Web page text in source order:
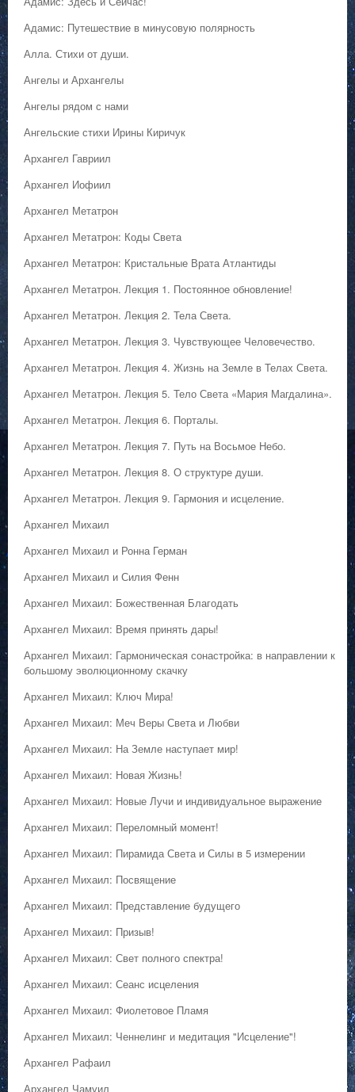
Адамис: Путешествие в минусовую полярность
Алла. Стихи от души.
Ангелы и Архангелы
Ангелы рядом с нами
Ангельские стихи Ирины Киричук
Архангел Гавриил
Архангел Иофиил
Архангел Метатрон
Архангел Метатрон: Коды Света
Архангел Метатрон: Кристальные Врата Атлантиды
Архангел Метатрон. Лекция 1. Постоянное обновление!
Архангел Метатрон. Лекция 2. Тела Света.
Архангел Метатрон. Лекция 3. Чувствующее Человечество.
Архангел Метатрон. Лекция 4. Жизнь на Земле в Телах Света.
Архангел Метатрон. Лекция 5. Тело Света «Мария Магдалина».
Архангел Метатрон. Лекция 6. Порталы.
Архангел Метатрон. Лекция 7. Путь на Восьмое Небо.
Архангел Метатрон. Лекция 8. О структуре души.
Архангел Метатрон. Лекция 9. Гармония и исцеление.
Архангел Михаил
Архангел Михаил и Ронна Герман
Архангел Михаил и Силия Фенн
Архангел Михаил: Божественная Благодать
Архангел Михаил: Время принять дары!
Архангел Михаил: Гармоническая сонастройка: в направлении к
большому эволюционному скачку
Архангел Михаил: Ключ Мира!
Архангел Михаил: Меч Веры Света и Любви
Архангел Михаил: На Земле наступает мир!
Архангел Михаил: Новая Жизнь!
Архангел Михаил: Новые Лучи и индивидуальное выражение
Архангел Михаил: Переломный момент!
Архангел Михаил: Пирамида Света и Силы в 5 измерении
Архангел Михаил: Посвящение
Архангел Михаил: Представление будущего
Архангел Михаил: Призыв!
Архангел Михаил: Свет полного спектра!
Архангел Михаил: Сеанс исцеления
Архангел Михаил: Фиолетовое Пламя
Архангел Михаил: Ченнелинг и медитация "Исцеление"!
Архангел Рафаил
Архангел Чамуил